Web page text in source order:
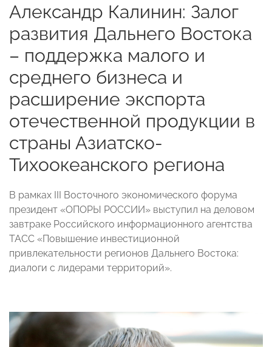
Александр Калинин: Залог
развития Дальнего Востока
– поддержка малого и
среднего бизнеса и
расширение экспорта
отечественной продукции в
страны Азиатско-
Тихоокеанского региона
В рамках III Восточного экономического форума
президент «ОПОРЫ РОССИИ» выступил на деловом
завтраке Российского информационного агентства
ТАСС «Повышение инвестиционной
привлекательности регионов Дальнего Востока:
диалоги с лидерами территорий».